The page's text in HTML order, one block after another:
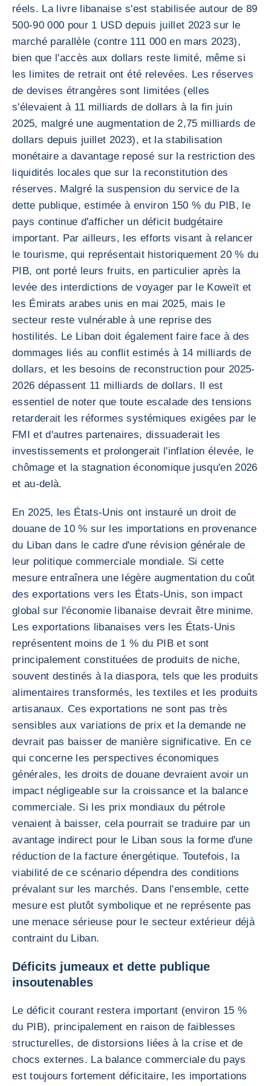
réels. La livre libanaise s'est stabilisée autour de 89
500-90 000 pour 1 USD depuis juillet 2023 sur le
marché parallèle (contre 111 000 en mars 2023),
bien que l'accès aux dollars reste limité, même si
les limites de retrait ont été relevées. Les réserves
de devises étrangères sont limitées (elles
s'élevaient à 11 milliards de dollars à la fin juin
2025, malgré une augmentation de 2,75 milliards de
dollars depuis juillet 2023), et la stabilisation
monétaire a davantage reposé sur la restriction des
liquidités locales que sur la reconstitution des
réserves. Malgré la suspension du service de la
dette publique, estimée à environ 150 % du PIB, le
pays continue d'afficher un déficit budgétaire
important. Par ailleurs, les efforts visant à relancer
le tourisme, qui représentait historiquement 20 % du
PIB, ont porté leurs fruits, en particulier après la
levée des interdictions de voyager par le Koweït et
les Émirats arabes unis en mai 2025, mais le
secteur reste vulnérable à une reprise des
hostilités. Le Liban doit également faire face à des
dommages liés au conflit estimés à 14 milliards de
dollars, et les besoins de reconstruction pour 2025-
2026 dépassent 11 milliards de dollars. Il est
essentiel de noter que toute escalade des tensions
retarderait les réformes systémiques exigées par le
FMI et d'autres partenaires, dissuaderait les
investissements et prolongerait l'inflation élevée, le
chômage et la stagnation économique jusqu'en 2026
et au-delà.
En 2025, les États-Unis ont instauré un droit de
douane de 10 % sur les importations en provenance
du Liban dans le cadre d'une révision générale de
leur politique commerciale mondiale. Si cette
mesure entraînera une légère augmentation du coût
des exportations vers les États-Unis, son impact
global sur l'économie libanaise devrait être minime.
Les exportations libanaises vers les États-Unis
représentent moins de 1 % du PIB et sont
principalement constituées de produits de niche,
souvent destinés à la diaspora, tels que les produits
alimentaires transformés, les textiles et les produits
artisanaux. Ces exportations ne sont pas très
sensibles aux variations de prix et la demande ne
devrait pas baisser de manière significative. En ce
qui concerne les perspectives économiques
générales, les droits de douane devraient avoir un
impact négligeable sur la croissance et la balance
commerciale. Si les prix mondiaux du pétrole
venaient à baisser, cela pourrait se traduire par un
avantage indirect pour le Liban sous la forme d'une
réduction de la facture énergétique. Toutefois, la
viabilité de ce scénario dépendra des conditions
prévalant sur les marchés. Dans l'ensemble, cette
mesure est plutôt symbolique et ne représente pas
une menace sérieuse pour le secteur extérieur déjà
contraint du Liban.
Déficits jumeaux et dette publique
insoutenables
Le déficit courant restera important (environ 15 %
du PIB), principalement en raison de faiblesses
structurelles, de distorsions liées à la crise et de
chocs externes. La balance commerciale du pays
est toujours fortement déficitaire, les importations